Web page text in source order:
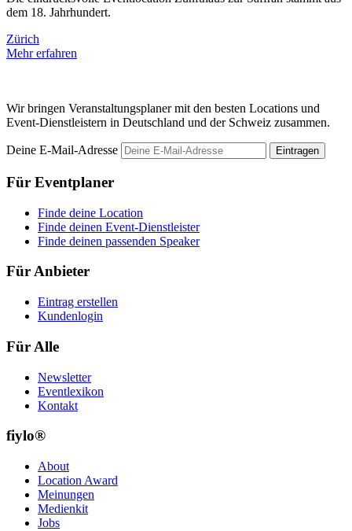
dem 18. Jahrhundert.
Zürich
Mehr erfahren
Wir bringen Veranstaltungsplaner mit den besten Locations und
Event-Dienstleistern in Deutschland und der Schweiz zusammen.
Deine E-Mail-Adresse Eintragen
Für Eventplaner
Finde deine Location
Finde deinen Event-Dienstleister
Finde deinen passenden Speaker
Für Anbieter
Eintrag erstellen
Kundenlogin
Für Alle
Newsletter
Eventlexikon
Kontakt
fiylo®
About
Location Award
Meinungen
Medienkit
Jobs